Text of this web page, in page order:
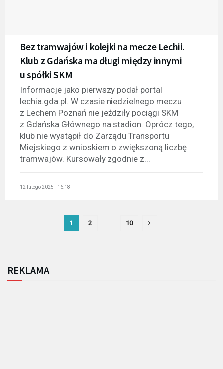
Bez tramwajów i kolejki na mecze Lechii.
Klub z Gdańska ma długi między innymi
u spółki SKM
Informacje jako pierwszy podał portal
lechia.gda.pl. W czasie niedzielnego meczu
z Lechem Poznań nie jeździły pociągi SKM
z Gdańska Głównego na stadion. Oprócz tego,
klub nie wystąpił do Zarządu Transportu
Miejskiego z wnioskiem o zwiększoną liczbę
tramwajów. Kursowały zgodnie z...
12 lutego 2025 - 16:18
1 2 10
REKLAMA